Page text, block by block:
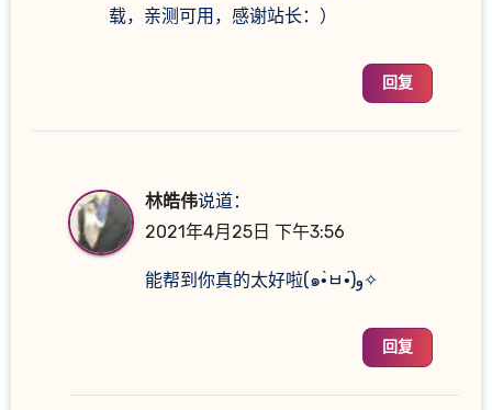
载，亲测可用，感谢站长：）
回复
林皓伟说道：
2021年4月25日 下午3:56
能帮到你真的太好啦(๑•̀ㅂ•́)و✧
回复